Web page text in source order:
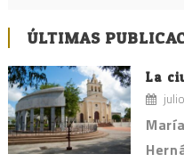
ÚLTIMAS
La